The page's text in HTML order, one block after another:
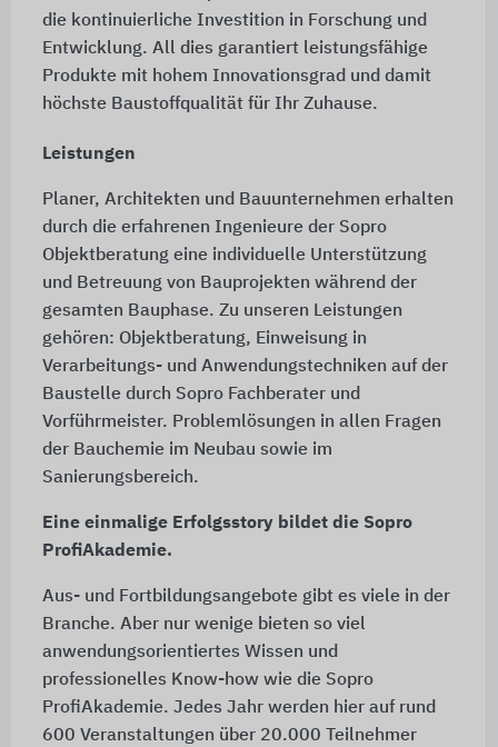
die kontinuierliche Investition in Forschung und
Entwicklung. All dies garantiert leistungsfähige
Produkte mit hohem Innovationsgrad und damit
höchste Baustoffqualität für Ihr Zuhause.
Leistungen
Planer, Architekten und Bauunternehmen erhalten
durch die erfahrenen Ingenieure der Sopro
Objektberatung eine individuelle Unterstützung
und Betreuung von Bauprojekten während der
gesamten Bauphase. Zu unseren Leistungen
gehören: Objektberatung, Einweisung in
Verarbeitungs- und Anwendungstechniken auf der
Baustelle durch Sopro Fachberater und
Vorführmeister. Problemlösungen in allen Fragen
der Bauchemie im Neubau sowie im
Sanierungsbereich.
Eine einmalige Erfolgsstory bildet die Sopro
ProfiAkademie.
Aus- und Fortbildungsangebote gibt es viele in der
Branche. Aber nur wenige bieten so viel
anwendungsorientiertes Wissen und
professionelles Know-how wie die Sopro
ProfiAkademie. Jedes Jahr werden hier auf rund
600 Veranstaltungen über 20.000 Teilnehmer